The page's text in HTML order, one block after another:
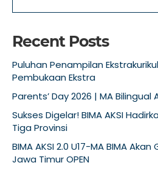
Recent Posts
Puluhan Penampilan
Pembukaan Ekstra
Parents’ Day 2026 | MA
Sukses Digelar! BIMA AKSI
Tiga Provinsi
BIMA AKSI 2.0 U17-MA BIMA
Jawa Timur OPEN